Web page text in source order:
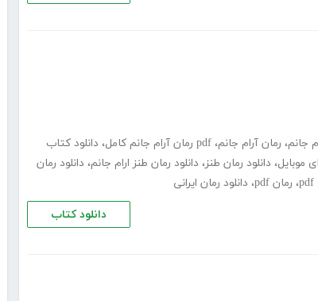
جانم، رمان آرام جانم، pdf رمان آرام جانم کامل ، دانلود کتاب
موبایل، دانلود رمان طنز، دانلود رمان طنز ارام جانم، دانلود رمان
، رمان pdf ، دانلود رمان ایرانی
دانلود کتاب